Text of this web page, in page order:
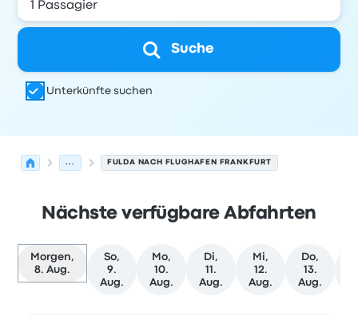
Suche
Unterkünfte suchen
... FULDA NACH FLUGHAFEN FRANKFURT
Nächste verfügbare Abfahrten
Morgen,
8. Aug.
So,
9.
Aug.
Mo,
10.
Aug.
Di,
11.
Aug.
Mi,
12.
Aug.
Do,
13.
Aug.